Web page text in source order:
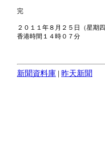
完
２０１１年８月２５日（星期四
香港時間１４時０７分
新聞資料庫 | 昨天新聞